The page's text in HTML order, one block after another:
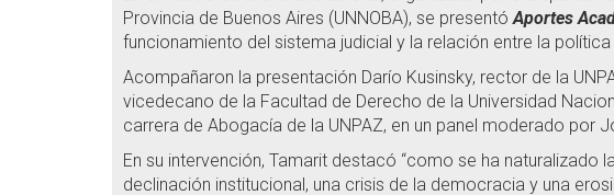
Provincia de Buenos Aires (UNNOBA), se presentó Aportes
funcionamiento del sistema judicial y la relación entre la política
Acompañaron la presentación Darío Kusinsky, rector de la
vicedecano de la Facultad de Derecho de la Universidad
carrera de Abogacía de la UNPAZ, en un panel moderado por
En su intervención, Tamarit destacó “como se ha
declinación institucional, una crisis de la democracia y una